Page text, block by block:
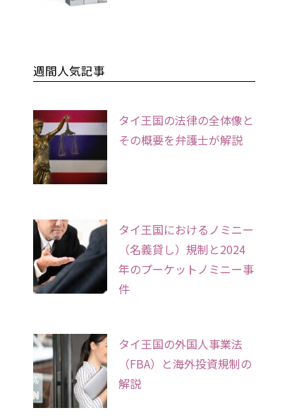
週間人気記事
タイ王国の法律の全体像と
その概要を弁護士が解説
タイ王国におけるノミニー
（名義貸し）規制と2024
年のプーケットノミニー事
件
タイ王国の外国人事業法
（FBA）と海外投資規制の
解説